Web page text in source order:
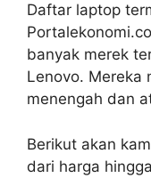
Daftar laptop
banyak merek
Lenovo. Mereka
menengah dan
Berikut akan
dari harga